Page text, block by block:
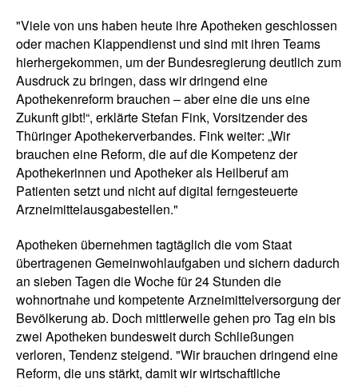
"Viele von uns haben heute ihre Apotheken geschlossen
oder machen Klappendienst und sind mit ihren Teams
hierhergekommen, um der Bundesregierung deutlich zum
Ausdruck zu bringen, dass wir dringend eine
Apothekenreform brauchen – aber eine die uns eine
Zukunft gibt!“, erklärte Stefan Fink, Vorsitzender des
Thüringer Apothekerverbandes. Fink weiter: „Wir
brauchen eine Reform, die auf die Kompetenz der
Apothekerinnen und Apotheker als Heilberuf am
Patienten setzt und nicht auf digital ferngesteuerte
Arzneimittelausgabestellen."
Apotheken übernehmen tagtäglich die vom Staat
übertragenen Gemeinwohlaufgaben und sichern dadurch
an sieben Tagen die Woche für 24 Stunden die
wohnortnahe und kompetente Arzneimittelversorgung der
Bevölkerung ab. Doch mittlerweile gehen pro Tag ein bis
zwei Apotheken bundesweit durch Schließungen
verloren, Tendenz steigend. "Wir brauchen dringend eine
Reform, die uns stärkt, damit wir wirtschaftliche